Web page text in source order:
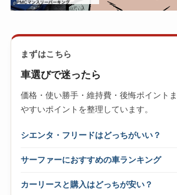
まずはこちら
車選びで迷ったら
価格・使い勝手・維持費・後悔ポイント
やすいポイントを整理しています。
シエンタ・フリードはどっちがいい？
サーファーにおすすめの車ランキング
カーリースと購入はどっちが安い？